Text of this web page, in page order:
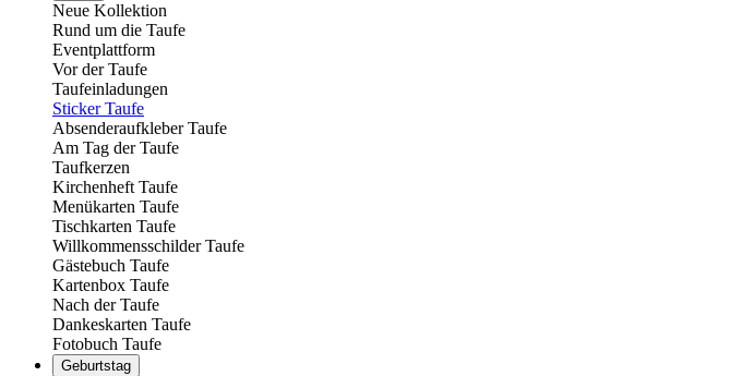
Neue Kollektion
Rund um die Taufe
Eventplattform
Vor der Taufe
Taufeinladungen
Sticker Taufe
Absenderaufkleber Taufe
Am Tag der Taufe
Taufkerzen
Kirchenheft Taufe
Menükarten Taufe
Tischkarten Taufe
Willkommensschilder Taufe
Gästebuch Taufe
Kartenbox Taufe
Nach der Taufe
Dankeskarten Taufe
Fotobuch Taufe
Geburtstag